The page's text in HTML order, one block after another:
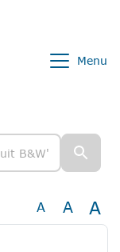
Menu
A A A